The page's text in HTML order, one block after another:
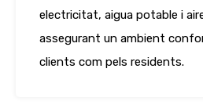
electricitat, aigua potable i
assegurant un ambient
clients com pels residents.